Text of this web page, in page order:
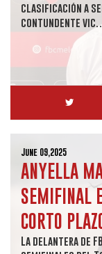
clasificación a
contundente
June 09,2025
ANYELLA
SEMIFINAL
CORTO
La delantera de